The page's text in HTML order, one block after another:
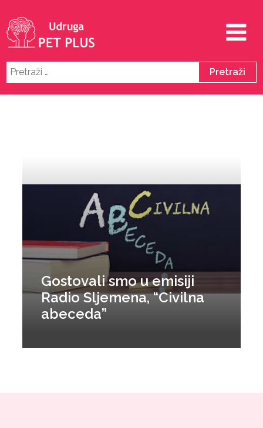
Pretraži:
Gostovali smo u emisiji
Radio Sljemena, “Civilna
abeceda”